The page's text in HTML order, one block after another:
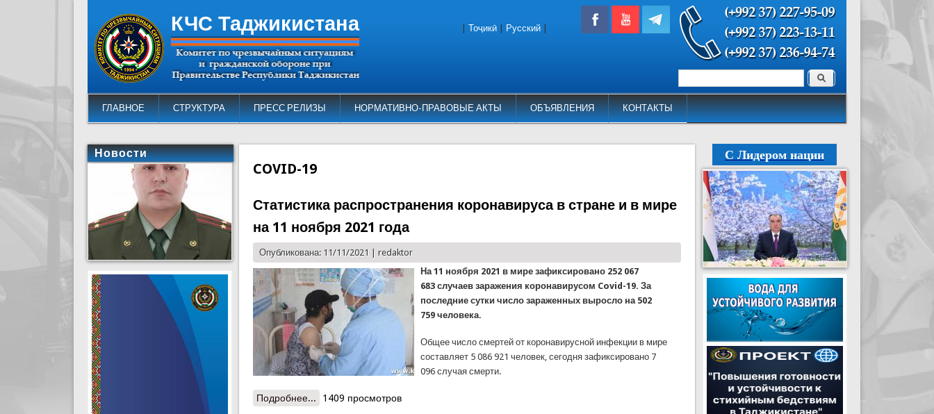
КЧС Таджикистана
ГЛАВНОЕ СТРУКТУРА ПРЕСС РЕЛИЗЫ НОРМАТИВНО-ПРАВОВЫЕ АКТЫ ОБЪЯВЛЕНИЯ КОНТАКТЫ
Форма поиска Поиск
Тоҷикӣ Русский
COVID-19
Статистика распространения коронавируса в стране и в мире
на 11 ноября 2021 года
Опубликована: 11/11/2021 |redaktor
На 11 ноября 2021 в мире зафиксировано 252 067
683 случаев заражения коронавирусом Covid-19. За
последние сутки число зараженных выросло на 502
759 человека.
Общее число смертей от коронавирусной инфекции в мире
составляет 5 086 921 человек, сегодня зафиксировано 7
096 случая смерти.
Подробнее... о Статистика распространения коронавируса в стране и в мире на 11 ноября 2021 года
1409 просмотров
Новости С Лидером нации